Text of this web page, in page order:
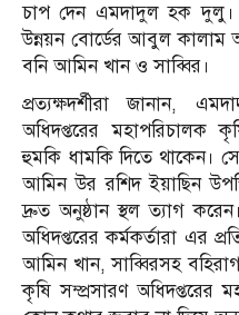
চাপ দেন এমদাদুল হক
উন্নয়ন বোর্ডের আবুল কালাম
বনি আমিন খান ও সাব্বির।
প্রত্যক্ষদর্শীরা জানান,
অধিদপ্তরের মহাপরিচালক
হুমকি ধামকি দিতে থাকেন।
আমিন উর রশিদ ইয়াছিন
দ্রুত অনুষ্ঠান স্থল ত্যাগ
অধিদপ্তরের কর্মকর্তারা এর
আমিন খান, সাব্বিরসহ
কৃষি সম্প্রসারণ অধিদপ্তরের